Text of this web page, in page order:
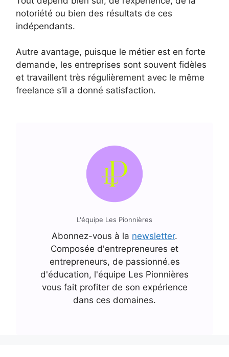
notoriété ou bien des résultats de ces
indépendants.
Autre avantage, puisque le métier est en forte
demande, les entreprises sont souvent fidèles
et travaillent très régulièrement avec le même
freelance s’il a donné satisfaction.
L'équipe Les Pionnières
Abonnez-vous à la newsletter.
Composée d'entrepreneures et
entrepreneurs, de passionné.es
d'éducation, l'équipe Les Pionnières
vous fait profiter de son expérience
dans ces domaines.